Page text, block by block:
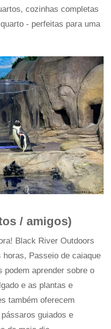
cozinhas completas
- perfeitas para uma
/ amigos)
Black River Outdoors
Passeio de caiaque
podem aprender sobre o
e as plantas e
também oferecem
guiados e